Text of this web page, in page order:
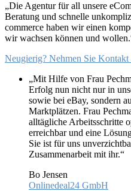
„Die Agentur für all unsere
Beratung und schnelle
commerce haben wir einen
wir wachsen können und
Neugierig? Nehmen Sie Kontakt
„Mit Hilfe von Frau
Erfolg nun nicht nur in
sowie bei eBay, sondern
Marktplätzen. Frau
alltägliche Arbeitsschritte
erreichbar und eine
Sie ist für uns
Zusammenarbeit mit ihr.“
Bo Jensen
Onlinedeal24 GmbH